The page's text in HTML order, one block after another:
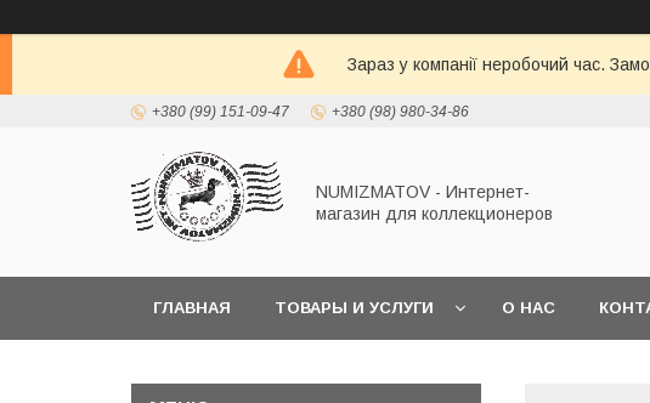
Зараз у компанії неробочий час.
+380 (99) 151-09-47 +380 (98) 980-34-86
NUMIZMATOV - Интернет-
магазин для коллекционеров
ГЛАВНАЯ ТОВАРЫ И УСЛУГИ О НАС